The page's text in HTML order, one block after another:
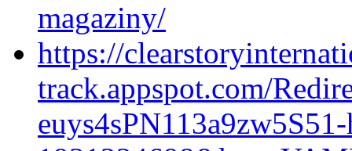
magaziny/
https://
track.appspot.com/